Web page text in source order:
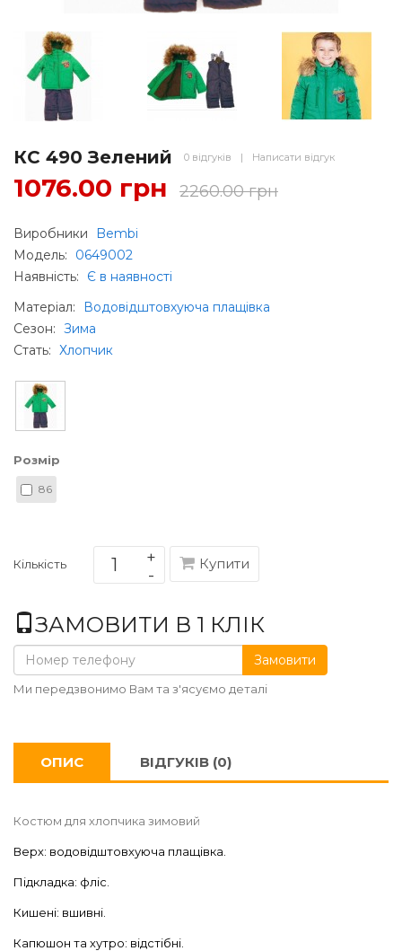
КС 490 Зелений 0 відгуків | Написати відгук
1076.00 грн 2260.00 грн
Виробники
Bembi
Модель:
0649002
Наявність:
Є в наявності
Матеріал:
Водовідштовхуюча плащівка
Сезон: Зима
Стать: Хлопчик
Розмір
86
Кількість Купити
ЗАМОВИТИ В 1 КЛІК
Замовити
Ми передзвонимо Вам та з'ясуємо деталі
ОПИС ВІДГУКІВ (0)
Костюм для хлопчика зимовий
Верх: водовідштовхуюча плащівка.
Підкладка: фліс.
Кишені: вшивні.
Капюшон та хутро: відстібні.